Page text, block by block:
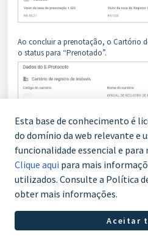
Ao concluir a prenotação, o Cartório
o status para “Prenotado”.
Esta base de conhecimento é
do domínio da web relevante e
funcionalidade essencial e
Clique aqui para mais
utilizados. Consulte a Política
obter mais informações.
Aceitar